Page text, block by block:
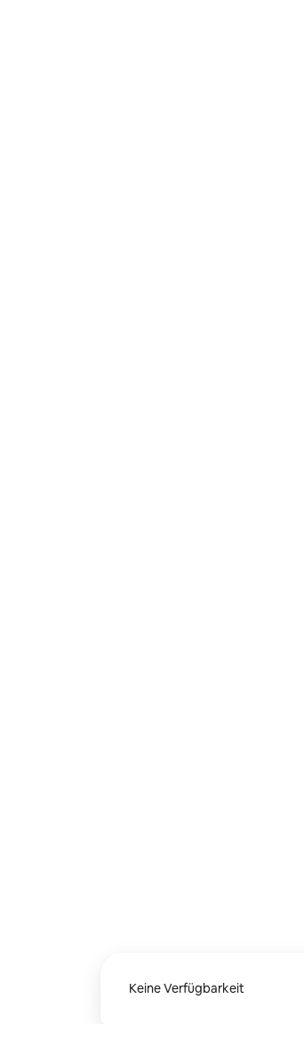
Keine Verfügbarkeit